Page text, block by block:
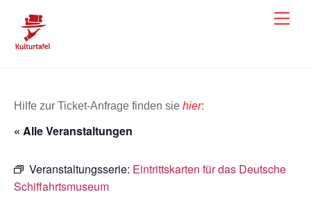
content
Hilfe zur Ticket-Anfrage finden sie hier:
« Alle Veranstaltungen
Veranstaltungsserie: Eintrittskarten für das Deutsche
Schiffahrtsmuseum